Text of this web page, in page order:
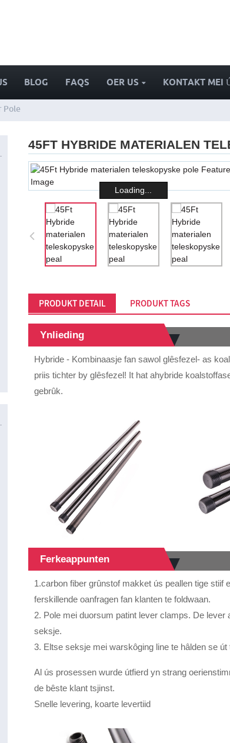
BLOG FAQS OER US KONTAKT MEI
Pole
45FT HYBRIDE MATERIALEN
Loading...
PRODUKT DETAIL PRODUKT TAGS
Ynlieding
Hybride - Kombinaasje fan sawol glêsfezel- as
priis tichter by glêsfezel! It hat ahybride
gebrûk.
Ferkeappunten
1.carbon fiber grûnstof makket ús peallen tige
ferskillende oanfragen fan klanten te foldwaan.
2. Pole mei duorsum patint lever clamps. De
seksje.
3. Eltse seksje mei warskôging line te hâlden se út
Al ús prosessen wurde útfierd yn strang
de bêste klant tsjinst.
Snelle levering, koarte levertiid